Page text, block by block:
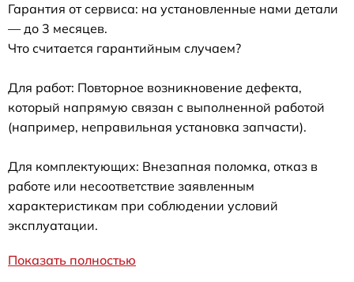
Гарантия от сервиса: на установленные нами детали
— до 3 месяцев.
Что считается гарантийным случаем?
Для работ: Повторное возникновение дефекта,
который напрямую связан с выполненной работой
(например, неправильная установка запчасти).
Для комплектующих: Внезапная поломка, отказ в
работе или несоответствие заявленным
характеристикам при соблюдении условий
эксплуатации.
Показать полностью